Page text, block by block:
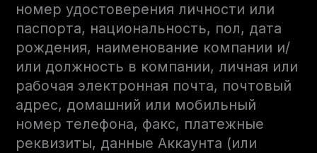
номер удостоверения личности или
паспорта, национальность, пол, дата
рождения, наименование компании и/
или должность в компании, личная или
рабочая электронная почта, почтовый
адрес, домашний или мобильный
номер телефона, факс, платежные
реквизиты, данные Аккаунта (или